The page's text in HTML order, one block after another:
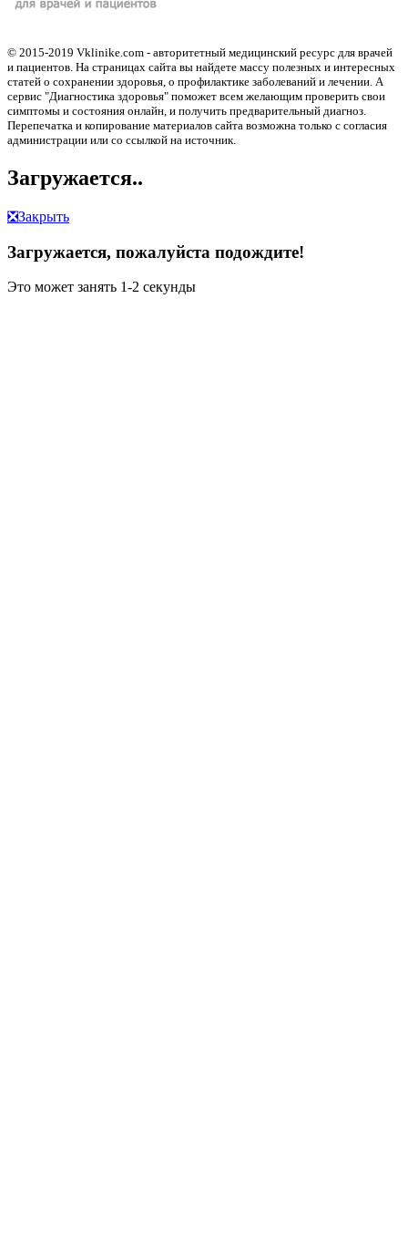
© 2015-2019 Vklinike.com - авторитетный медицинский ресурс для врачей
и пациентов. На страницах сайта вы найдете массу полезных и интересных
статей о сохранении здоровья, о профилактике заболеваний и лечении. А
сервис "Диагностика здоровья" поможет всем желающим проверить свои
симптомы и состояния онлайн, и получить предварительный диагноз.
Перепечатка и копирование материалов сайта возможна только с согласия
администрации или со ссылкой на источник.
Загружается..
❎Закрыть
Загружается, пожалуйста подождите!
Это может занять 1-2 секунды